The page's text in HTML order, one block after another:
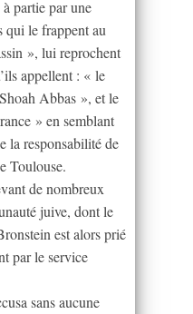
partie par une
qui le frappent au
», lui reprochent
appellent : « le
Abbas », et le
» en semblant
la responsabilité de
Toulouse.
de nombreux
juive, dont le
est alors prié
par le service
sans aucune